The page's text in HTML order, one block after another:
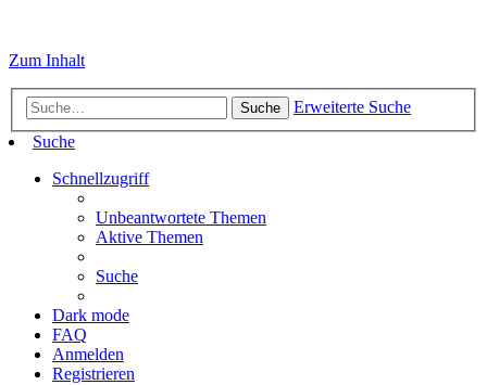
Zum Inhalt
Suche
Erweiterte Suche
Suche
Schnellzugriff
Unbeantwortete Themen
Aktive Themen
Suche
Dark mode
FAQ
Anmelden
Registrieren